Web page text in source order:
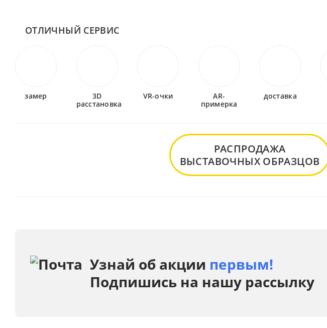
ОТЛИЧНЫЙ СЕРВИС
замер
3D
расстановка
VR-очки
AR-
примерка
доставка
РАСПРОДАЖА
ВЫСТАВОЧНЫХ ОБРАЗЦОВ
Узнай об акции первым!
Подпишись на нашу рассылку